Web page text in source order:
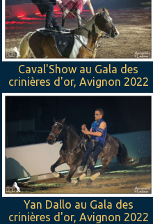
Caval'Show au Gala des
crinières d'or, Avignon 2022
Yan Dallo au Gala des
crinières d'or, Avignon 2022